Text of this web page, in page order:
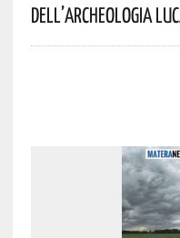
Dell’archeologia